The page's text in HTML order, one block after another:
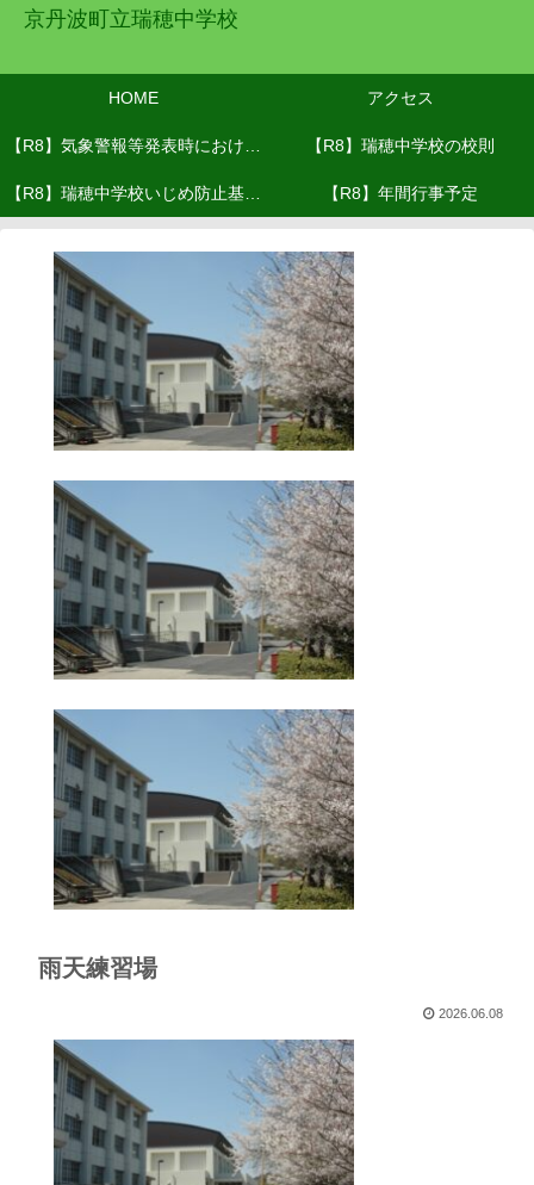
京丹波町立瑞穂中学校
HOME アクセス
【R8】気象警報等発表時における
対応(R8.６月改訂）
【R8】瑞穂中学校の校則
【R8】瑞穂中学校いじめ防止基本 【R8】年間行事予定
雨天練習場
2026.06.08